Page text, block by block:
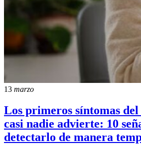
13 marzo
Los primeros síntomas
casi nadie advierte: 10
detectarlo de manera